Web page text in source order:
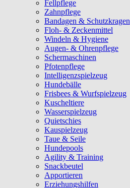
Fellpflege
Zahnpflege
Bandagen & Schutzkragen
Floh- & Zeckenmittel
Windeln & Hygiene
Augen- & Ohrenpflege
Schermaschinen
Pfotenpflege
Intelligenzspielzeug
Hundebälle
Frisbees & Wurfspielzeug
Kuscheltiere
Wasserspielzeug
Quietschies
Kauspielzeug
Taue & Seile
Hundepools
Agility & Training
Snackbeutel
Apportieren
Erziehungshilfen